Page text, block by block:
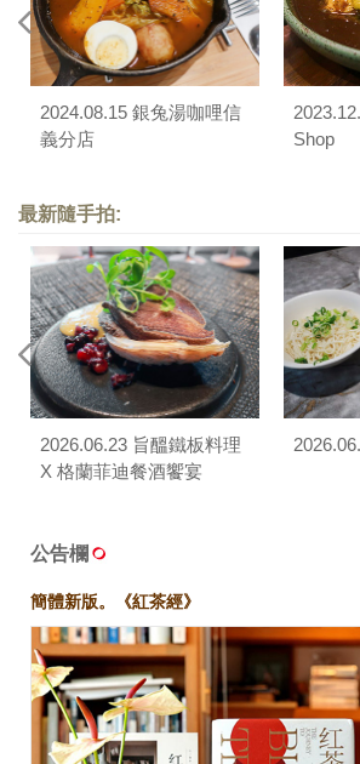
2024.08.15 銀兔湯咖哩信
義分店
Shop
最新隨手拍:
2026.06.23 旨醞鐵板料理
X 格蘭菲迪餐酒饗宴
公告欄
簡體新版。《紅茶經》